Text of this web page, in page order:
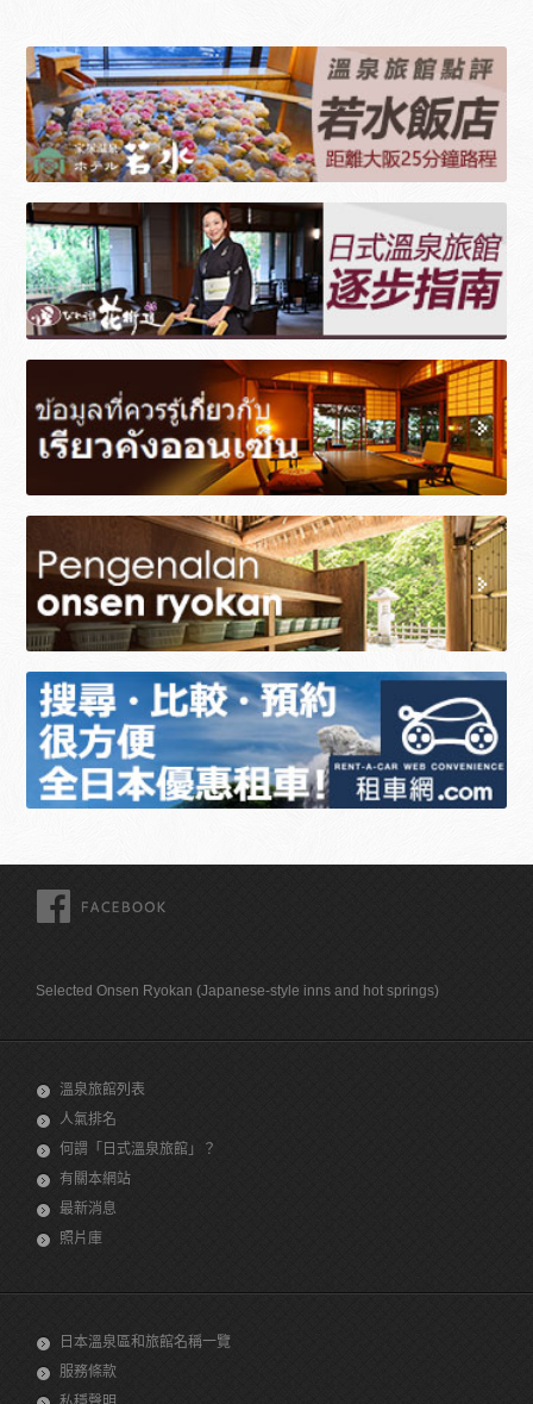
Selected Onsen Ryokan (Japanese-style inns and hot springs)
溫泉旅館列表
人氣排名
何謂「日式溫泉旅館」？
有關本網站
最新消息
照片庫
日本溫泉區和旅館名稱一覽
服務條款